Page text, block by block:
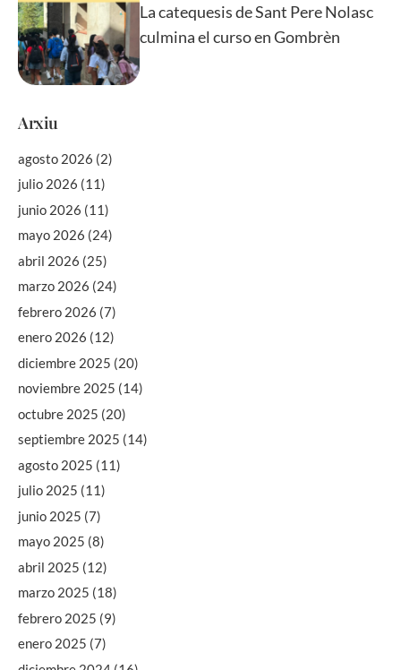
La catequesis de Sant Pere Nolasc
culmina el curso en Gombrèn
Arxiu
agosto 2026 (2)
julio 2026 (11)
junio 2026 (11)
mayo 2026 (24)
abril 2026 (25)
marzo 2026 (24)
febrero 2026 (7)
enero 2026 (12)
diciembre 2025 (20)
noviembre 2025 (14)
octubre 2025 (20)
septiembre 2025 (14)
agosto 2025 (11)
julio 2025 (11)
junio 2025 (7)
mayo 2025 (8)
abril 2025 (12)
marzo 2025 (18)
febrero 2025 (9)
enero 2025 (7)